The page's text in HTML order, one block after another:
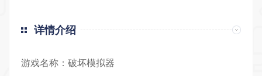
详情介绍
游戏名称：破坏模拟器